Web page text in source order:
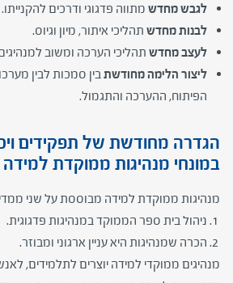
לגבש מחדש מתווה פדגוגי ודרכים להקנייתו.
לבנות מחדש תהליכי איתור, מיון וגיוס.
לעצב מחדש תהליכי הערכה ומשוב
ליצור הלימהמחודשתבין סמכות לבין
הפיתוח, ההערכה והתגמול.
הגדרה מחודשת של תפקידים
במונחי מנהיגות ממוקדת למידה
מנהיגות ממוקדת למידה מבוססת על שני
ניהול בית ספר הממוקד במנהיגות פדגוגית.
הכרה שמנהיגות היא עניין ארגוני ומבוזר.
מנהיגים ממוקדי למידה יוצרים לתלמידים,